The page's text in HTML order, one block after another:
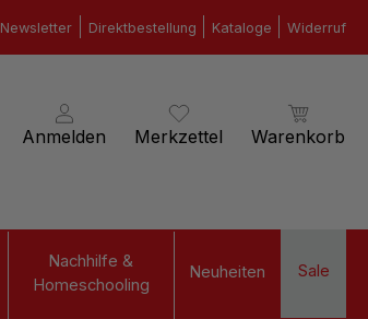
Newsletter Direktbestellung Kataloge Widerruf
Anmelden Merkzettel Warenkorb
Nachhilfe &
Homeschooling
Neuheiten Sale